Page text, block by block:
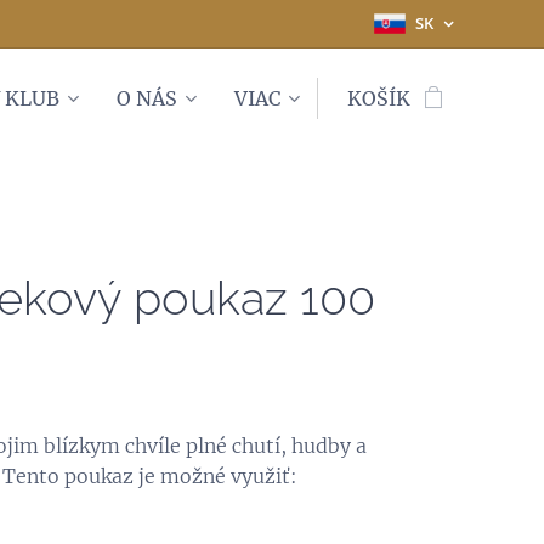
SK
KLUB O NÁS VIAC KOŠÍK
poukaz 100
blízkym chvíle plné chutí, hudby a
poukaz je možné využiť: